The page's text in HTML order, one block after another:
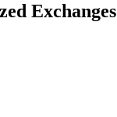
Exchanges